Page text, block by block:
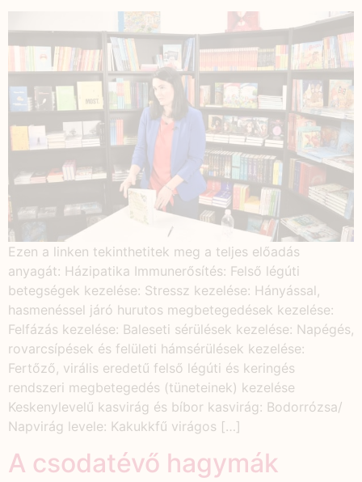
Ezen a linken tekinthetitek meg a teljes előadás
anyagát: Házipatika Immunerősítés: Felső légúti
betegségek kezelése: Stressz kezelése: Hányással,
hasmenéssel járó hurutos megbetegedések kezelése:
Felfázás kezelése: Baleseti sérülések kezelése: Napégés,
rovarcsípések és felületi hámsérülések kezelése:
Fertőző, virális eredetű felső légúti és keringés
rendszeri megbetegedés (tüneteinek) kezelése
Keskenylevelű kasvirág és bíbor kasvirág: Bodorrózsa/
Napvirág levele: Kakukkfű virágos […]
A csodatévő hagymák